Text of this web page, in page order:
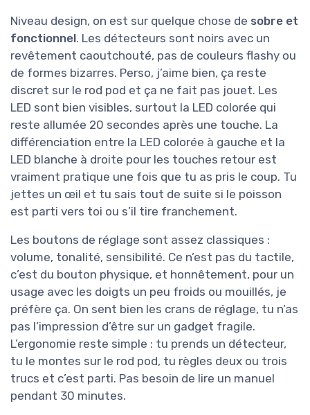
Niveau design, on est sur quelque chose de sobre et
fonctionnel. Les détecteurs sont noirs avec un
revêtement caoutchouté, pas de couleurs flashy ou
de formes bizarres. Perso, j’aime bien, ça reste
discret sur le rod pod et ça ne fait pas jouet. Les
LED sont bien visibles, surtout la LED colorée qui
reste allumée 20 secondes après une touche. La
différenciation entre la LED colorée à gauche et la
LED blanche à droite pour les touches retour est
vraiment pratique une fois que tu as pris le coup. Tu
jettes un œil et tu sais tout de suite si le poisson
est parti vers toi ou s’il tire franchement.
Les boutons de réglage sont assez classiques :
volume, tonalité, sensibilité. Ce n’est pas du tactile,
c’est du bouton physique, et honnêtement, pour un
usage avec les doigts un peu froids ou mouillés, je
préfère ça. On sent bien les crans de réglage, tu n’as
pas l’impression d’être sur un gadget fragile.
L’ergonomie reste simple : tu prends un détecteur,
tu le montes sur le rod pod, tu règles deux ou trois
trucs et c’est parti. Pas besoin de lire un manuel
pendant 30 minutes.